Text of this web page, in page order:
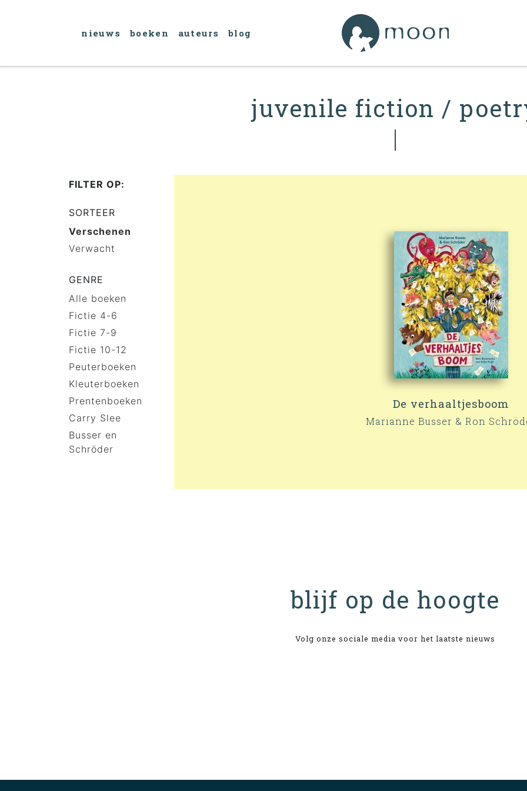
nieuws boeken auteurs blog
juvenile fiction /
FILTER OP:
SORTEER
Verschenen
Verwacht
GENRE
Alle boeken
Fictie 4-6
Fictie 7-9
Fictie 10-12
Peuterboeken
Kleuterboeken
Prentenboeken
Carry Slee
Busser en
Schröder
De verhaaltjesboom
Marianne Busser & Ron
blijf op de hoogte
Volg onze sociale media voor het laatste nieuws